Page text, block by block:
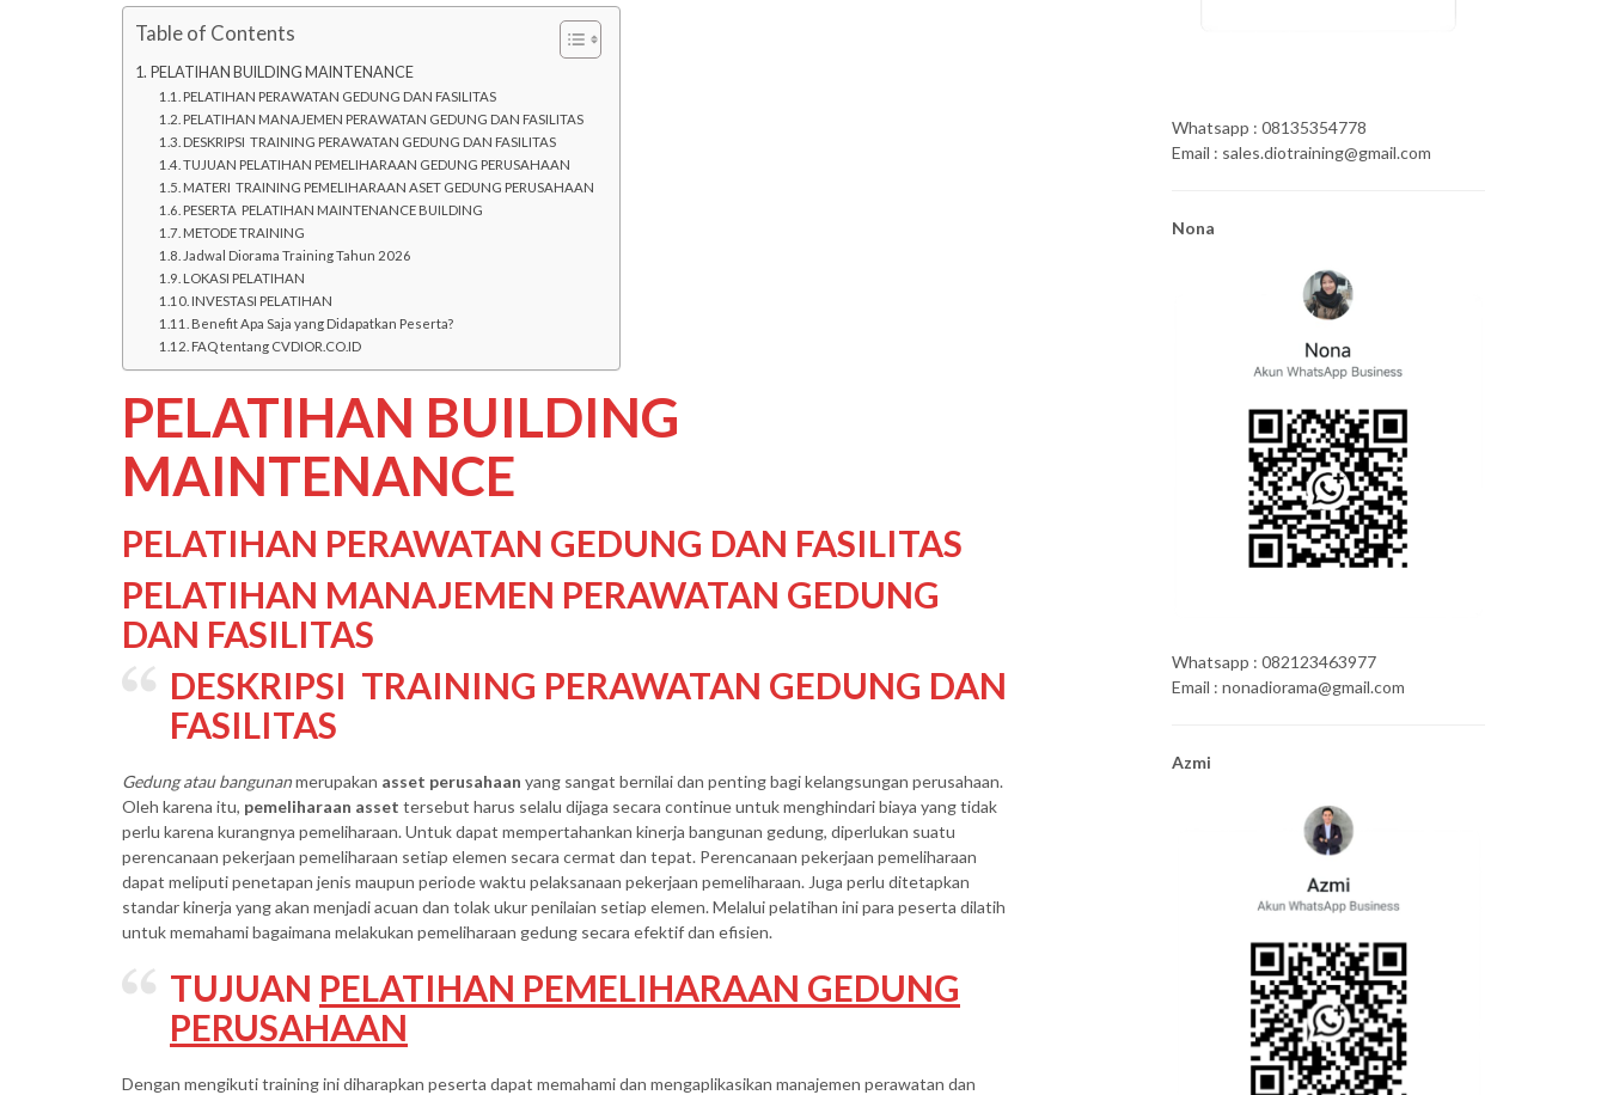
Table of Contents
PELATIHAN BUILDING MAINTENANCE
PELATIHAN PERAWATAN GEDUNG DAN FASILITAS
PELATIHAN MANAJEMEN PERAWATAN GEDUNG DAN FASILITAS
DESKRIPSI TRAINING PERAWATAN GEDUNG DAN FASILITAS
TUJUAN PELATIHAN PEMELIHARAAN GEDUNG PERUSAHAAN
MATERI TRAINING PEMELIHARAAN ASET GEDUNG PERUSAHAAN
PESERTA PELATIHAN MAINTENANCE BUILDING
METODE TRAINING
Jadwal Diorama Training Tahun 2026
LOKASI PELATIHAN
INVESTASI PELATIHAN
Benefit Apa Saja yang Didapatkan Peserta?
FAQ tentang CVDIOR.CO.ID
PELATIHAN BUILDING
MAINTENANCE
PELATIHAN PERAWATAN GEDUNG DAN FASILITAS
PELATIHAN MANAJEMEN PERAWATAN GEDUNG
DAN FASILITAS
DESKRIPSI TRAINING PERAWATAN GEDUNG DAN
FASILITAS
Gedung atau bangunanmerupakan asset perusahaan yang sangat bernilai dan penting bagi kelangsungan perusahaan.
Oleh karena itu, pemeliharaan asset tersebut harus selalu dijaga secara continue untuk menghindari biaya yang tidak
perlu karena kurangnya pemeliharaan. Untuk dapat mempertahankan kinerja bangunan gedung, diperlukan suatu
perencanaan pekerjaan pemeliharaan setiap elemen secara cermat dan tepat. Perencanaan pekerjaan pemeliharaan
dapat meliputi penetapan jenis maupun periode waktu pelaksanaan pekerjaan pemeliharaan. Juga perlu ditetapkan
standar kinerja yang akan menjadi acuan dan tolak ukur penilaian setiap elemen. Melalui pelatihan ini para peserta dilatih
untuk memahami bagaimana melakukan pemeliharaan gedung secara efektif dan efisien.
TUJUAN PELATIHAN PEMELIHARAAN GEDUNG
PERUSAHAAN
Dengan mengikuti training ini diharapkan peserta dapat memahami dan mengaplikasikan manajemen perawatan dan
Whatsapp : 08135354778
Email : sales.diotraining@gmail.com
Nona
Whatsapp : 082123463977
Email : nonadiorama@gmail.com
Azmi